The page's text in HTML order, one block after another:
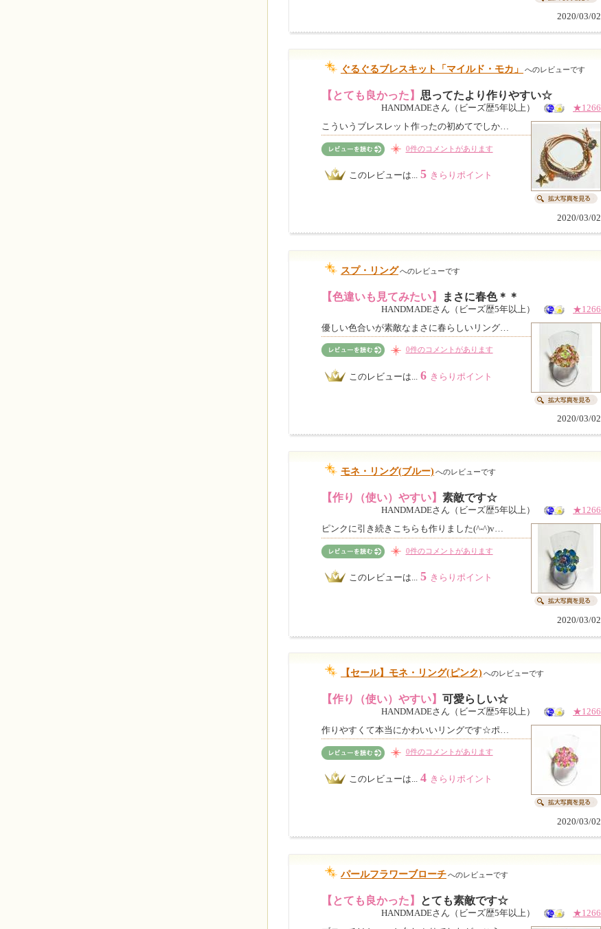
2020/03/02
ぐるぐるブレスキット「マイルド・モカ」 へのレビューです
【とても良かった】 思ってたより作りやすい☆
HANDMADEさん（ビーズ歴5年以上）
★1266
こういうブレスレット作ったの初めてでしか…
0件のコメントがあります
このレビューは... 5 きらりポイント
2020/03/02
スプ・リングへのレビューです
【色違いも見てみたい】 まさに春色＊＊
HANDMADEさん（ビーズ歴5年以上）
★1266
優しい色合いが素敵なまさに春らしいリング…
0件のコメントがあります
このレビューは... 6 きらりポイント
2020/03/02
モネ・リング(ブルー) へのレビューです
【作り（使い）やすい】 素敵です☆
HANDMADEさん（ビーズ歴5年以上）
★1266
ピンクに引き続きこちらも作りました(^-^)v…
0件のコメントがあります
このレビューは... 5 きらりポイント
2020/03/02
【セール】モネ・リング(ピンク) へのレビューです
【作り（使い）やすい】 可愛らしい☆
HANDMADEさん（ビーズ歴5年以上）
★1266
作りやすくて本当にかわいいリングです☆ポ…
0件のコメントがあります
このレビューは... 4 きらりポイント
2020/03/02
パールフラワーブローチへのレビューです
【とても良かった】 とても素敵です☆
HANDMADEさん（ビーズ歴5年以上）
★1266